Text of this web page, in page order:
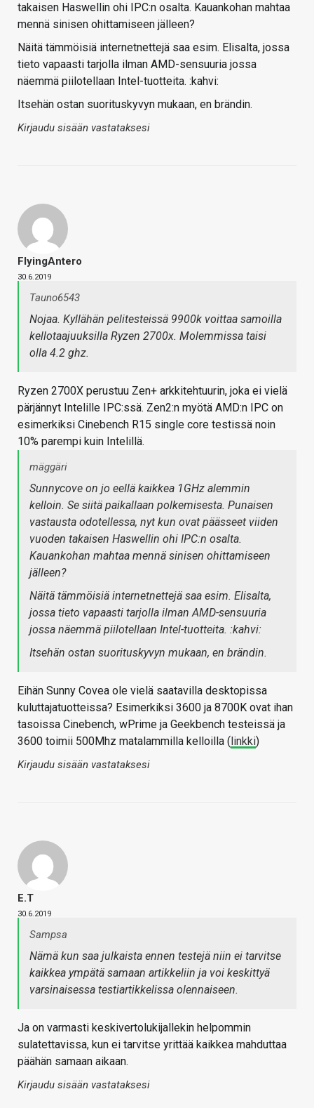
takaisen Haswellin ohi IPC:n osalta. Kauankohan mahtaa
mennä sinisen ohittamiseen jälleen?
Näitä tämmöisiä internetnettejä saa esim. Elisalta, jossa
tieto vapaasti tarjolla ilman AMD-sensuuria jossa
näemmä piilotellaan Intel-tuotteita. :kahvi:
Itsehän ostan suorituskyvyn mukaan, en brändin.
Kirjaudu sisään vastataksesi
FlyingAntero
30.6.2019
Tauno6543
Nojaa. Kyllähän pelitesteissä 9900k voittaa samoilla
kellotaajuuksilla Ryzen 2700x. Molemmissa taisi
olla 4.2 ghz.
Ryzen 2700X perustuu Zen+ arkkitehtuurin, joka ei vielä
pärjännyt Intelille IPC:ssä. Zen2:n myötä AMD:n IPC on
esimerkiksi Cinebench R15 single core testissä noin
10% parempi kuin Intelillä.
mäggäri
Sunnycove on jo eellä kaikkea 1GHz alemmin
kelloin. Se siitä paikallaan polkemisesta. Punaisen
vastausta odotellessa, nyt kun ovat päässeet viiden
vuoden takaisen Haswellin ohi IPC:n osalta.
Kauankohan mahtaa mennä sinisen ohittamiseen
jälleen?
Näitä tämmöisiä internetnettejä saa esim. Elisalta,
jossa tieto vapaasti tarjolla ilman AMD-sensuuria
jossa näemmä piilotellaan Intel-tuotteita. :kahvi:
Itsehän ostan suorituskyvyn mukaan, en brändin.
Eihän Sunny Covea ole vielä saatavilla desktopissa
kuluttajatuotteissa? Esimerkiksi 3600 ja 8700K ovat ihan
tasoissa Cinebench, wPrime ja Geekbench testeissä ja
3600 toimii 500Mhz matalammilla kelloilla ( linkki)
Kirjaudu sisään vastataksesi
E.T
30.6.2019
Sampsa
Nämä kun saa julkaista ennen testejä niin ei tarvitse
kaikkea ympätä samaan artikkeliin ja voi keskittyä
varsinaisessa testiartikkelissa olennaiseen.
Ja on varmasti keskivertolukijallekin helpommin
sulatettavissa, kun ei tarvitse yrittää kaikkea mahduttaa
päähän samaan aikaan.
Kirjaudu sisään vastataksesi